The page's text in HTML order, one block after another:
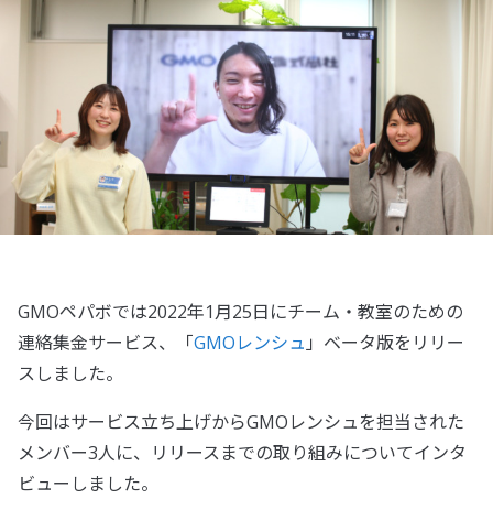
GMOペパボでは2022年1月25日にチーム・教室のための
連絡集金サービス、「GMOレンシュ 」ベータ版をリリー
スしました。
今回はサービス立ち上げからGMOレンシュを担当された
メンバー3人に、リリースまでの取り組みについてインタ
ビューしました。